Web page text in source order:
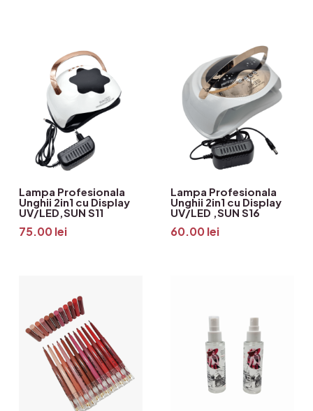
Lampa Profesionala
Unghii 2in1 cu Display
UV/LED,SUN S11
75.00lei
Lampa Profesionala
Unghii 2in1 cu Display
UV/LED ,SUN S16
60.00lei